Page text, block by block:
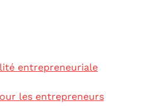
entrepreneuriale
les entrepreneurs